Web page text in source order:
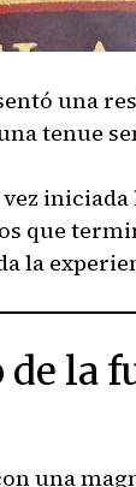
una
tenue
que
la
la
una